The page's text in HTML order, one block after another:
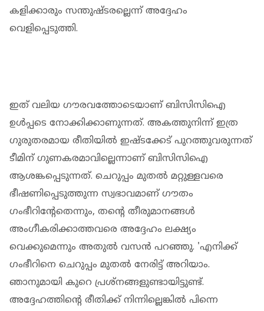
കളിക്കാരും സന്തുഷ്ടരല്ലെന്ന് അദ്ദേഹം
വെളിപ്പെടുത്തി.
ഇത് വലിയ ഗൗരവത്തോടെയാണ് ബിസിസിഐ
ഉള്‍പ്പടെ നോക്കിക്കാണുന്നത്. അകത്തുനിന്ന് ഇത്ര
ഗുരുതരമായ രീതിയില്‍ ഇഷ്ടക്കേട് പുറത്തുവരുന്നത്
ടീമിന് ഗുണകരമാവില്ലെന്നാണ് ബിസിസിഐ
ആശങ്കപ്പെടുന്നത്. ചെറുപ്പം മുതല്‍ മറ്റുള്ളവരെ
ഭീഷണിപ്പെടുത്തുന്ന സ്വഭാവമാണ് ഗൗതം
ഗംഭീറിന്റേതെന്നും, തന്റെ തീരുമാനങ്ങള്‍
അംഗീകരിക്കാത്തവരെ അദ്ദേഹം ലക്ഷ്യം
വെക്കുമെന്നും അതുല്‍ വസന്‍ പറഞ്ഞു. 'എനിക്ക്
ഗംഭീറിനെ ചെറുപ്പം മുതല്‍ നേരിട്ട് അറിയാം.
ഞാനുമായി കുറെ പ്രശ്‌നങ്ങളുണ്ടായിട്ടുണ്ട്.
അദ്ദേഹത്തിന്റെ രീതിക്ക് നിന്നില്ലെങ്കില്‍ പിന്നെ